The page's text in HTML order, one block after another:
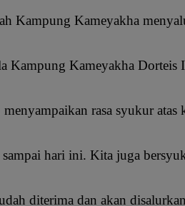
Kampung Kameyakha
Kameyakha Dorteis
rasa syukur
hari ini. Kita juga
diterima dan akan